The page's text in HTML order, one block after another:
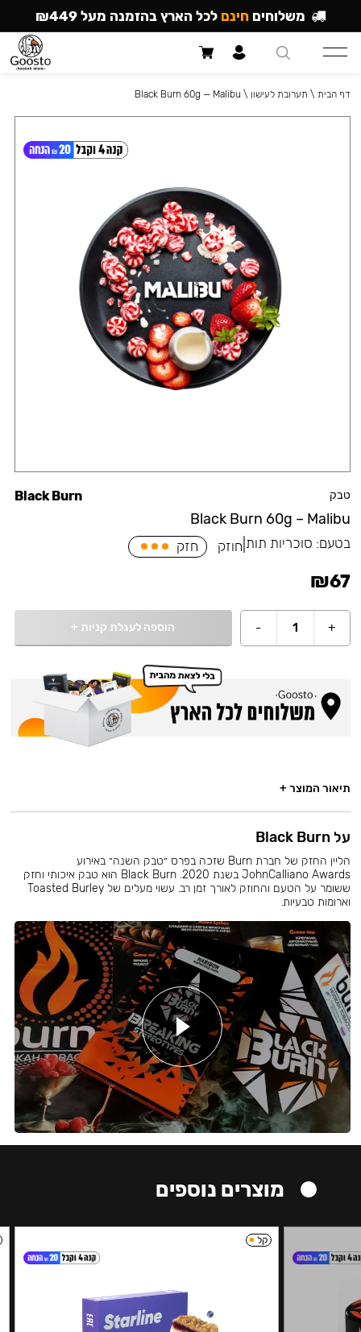
טבק
Black Burn 60g – Malibu
Black Burn
בטעם: סוכריות תות חוזק חזק
₪67
+
1
- הוספה לעגלת קניות +
דף הבית \ תערובת לעישון \
Black Burn 60g — Malibu
תיאור המוצר +
על Black Burn
הליין החזק של חברת Burn שזכה בפרס ״טבק השנה״ באירוע
JohnCalliano Awards בשנת 2020. Black Burn הוא טבק איכותי וחזק
ששומר על הטעם והחוזק לאורך זמן רב. עשוי מעלים של Toasted Burley
וארומות טבעיות.
מוצרים נוספים
קל
משלוחים חינם לכל הארץ בהזמנה מעל ₪449